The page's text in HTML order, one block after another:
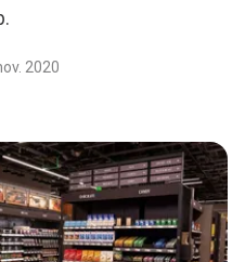
2020